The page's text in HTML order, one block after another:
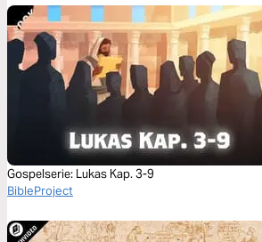
Gospelserie: Lukas Kap. 3-9
BibleProject